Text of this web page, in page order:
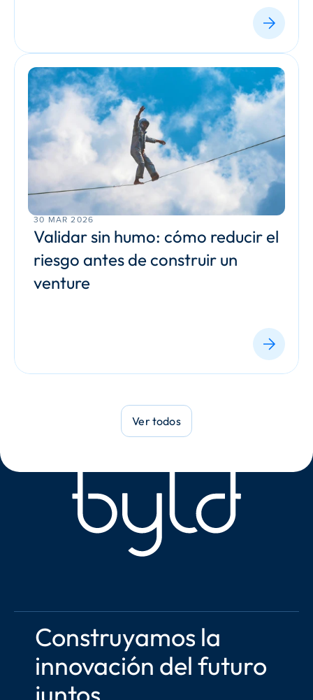
30 MAR 2026
Validar sin humo: cómo reducir el
riesgo antes de construir un
venture
Ver todos
Construyamos la
innovación del futuro